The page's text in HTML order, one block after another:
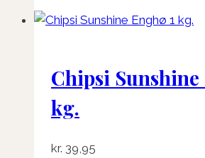
Chipsi Sunshine
kg.
kr. 39,95